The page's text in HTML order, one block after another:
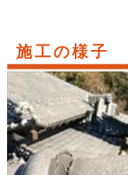
施工の様子